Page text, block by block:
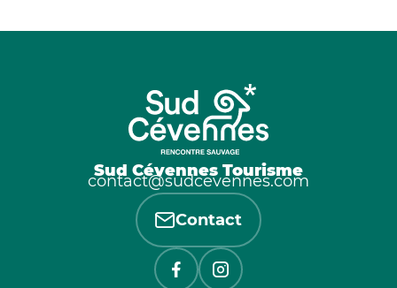
Sud Cévennes Tourisme
contact@sudcevennes.com
Contact